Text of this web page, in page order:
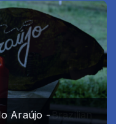
Araújo -- Brazilian